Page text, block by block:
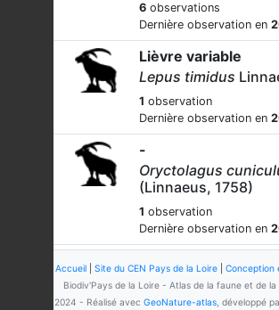
6 observations
Dernière observation en
Lièvre variable
Lepus timidus
1 observation
Dernière observation en
-
Oryctolagus
(Linnaeus, 1758)
1 observation
Dernière observation en
Lapin de garenne
Oryctolagus
(Linnaeus, 1758)
Accueil Site du CEN Pays de la Loire Conception
Biodiv'Pays de la Loire - Atlas de la faune et de la
2024 - Réalisé avec GeoNature-atlas, développé